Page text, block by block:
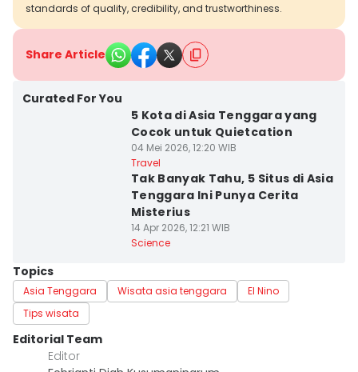
standards of quality, credibility, and trustworthiness.
Share Article
Curated For You
5 Kota di Asia Tenggara yang
Cocok untuk Quietcation
04 Mei 2026, 12:20 WIB
Travel
Tak Banyak Tahu, 5 Situs di Asia
Tenggara Ini Punya Cerita
Misterius
14 Apr 2026, 12:21 WIB
Science
Topics
Asia Tenggara Wisata asia tenggara
El Nino
Tips wisata
Editorial Team
Editor